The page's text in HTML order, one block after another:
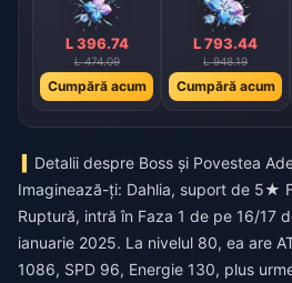
L 396.74
L 474.09
Cumpără acum
L 793.44
L 948.19
Cumpără acum
Detalii despre Boss și Povestea
Imaginează-ți: Dahlia, suport de 5★
Ruptură, intră în Faza 1 de pe 16/17
ianuarie 2025. La nivelul 80, ea are
1086, SPD 96, Energie 130, plus